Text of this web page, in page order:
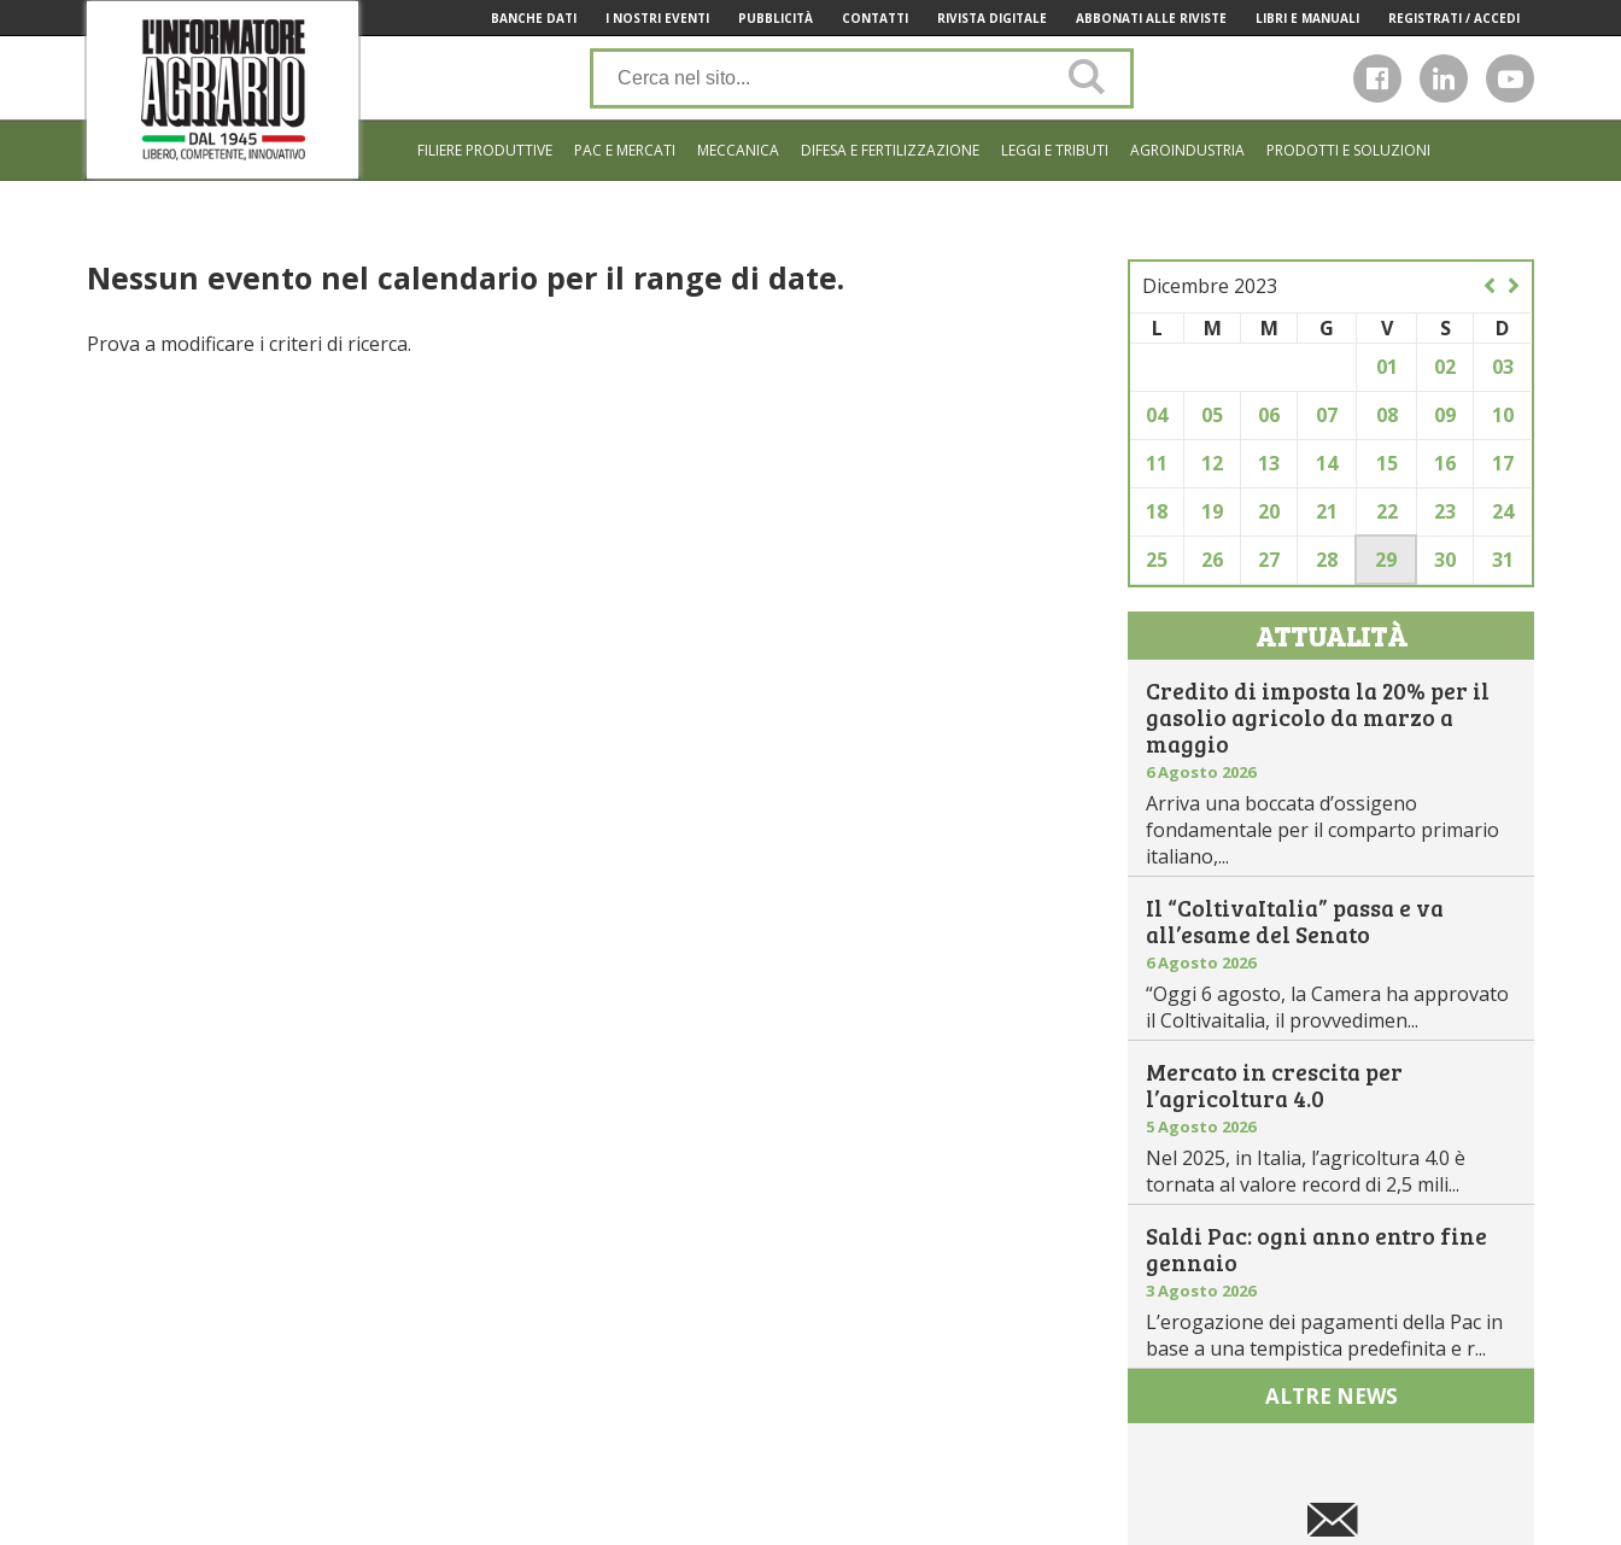
BANCHE DATI I NOSTRI EVENTI PUBBLICITÀ CONTATTI RIVISTA DIGITALE ABBONATI ALLE RIVISTE LIBRI E MANUALI REGISTRATI / ACCEDI
sito
FILIERE PRODUTTIVE PAC E MERCATI MECCANICA DIFESA E FERTILIZZAZIONE LEGGI E TRIBUTI AGROINDUSTRIA PRODOTTI E SOLUZIONI
Nessun evento nel calendario per il range di date.
Prova a modificare i criteri di ricerca.
Dicembre 2023
L
M M G V S
D
01
02
03
04
05 06 07 08 09
10
11
12 13 14 15 16
17
18
19 20 21 22 23
24
25
26 27 28 29 30 31
ATTUALITÀ
Credito di imposta la 20% per il
gasolio agricolo da marzo a
maggio
6 Agosto 2026
Arriva una boccata d’ossigeno
fondamentale per il comparto primario
italiano,...
Il “ColtivaItalia” passa e va
all’esame del Senato
6 Agosto 2026
“Oggi 6 agosto, la Camera ha approvato
il Coltivaitalia, il provvedimen...
Mercato in crescita per
l’agricoltura 4.0
5 Agosto 2026
Nel 2025, in Italia, l’agricoltura 4.0 è
tornata al valore record di 2,5 mili...
Saldi Pac: ogni anno entro fine
gennaio
3 Agosto 2026
L’erogazione dei pagamenti della Pac in
base a una tempistica predefinita e r...
ALTRE NEWS